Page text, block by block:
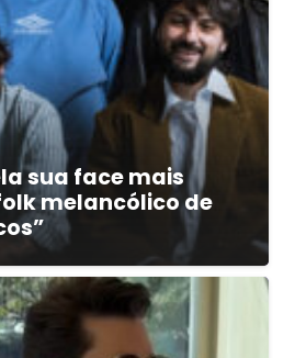
sua face mais
melancólico de